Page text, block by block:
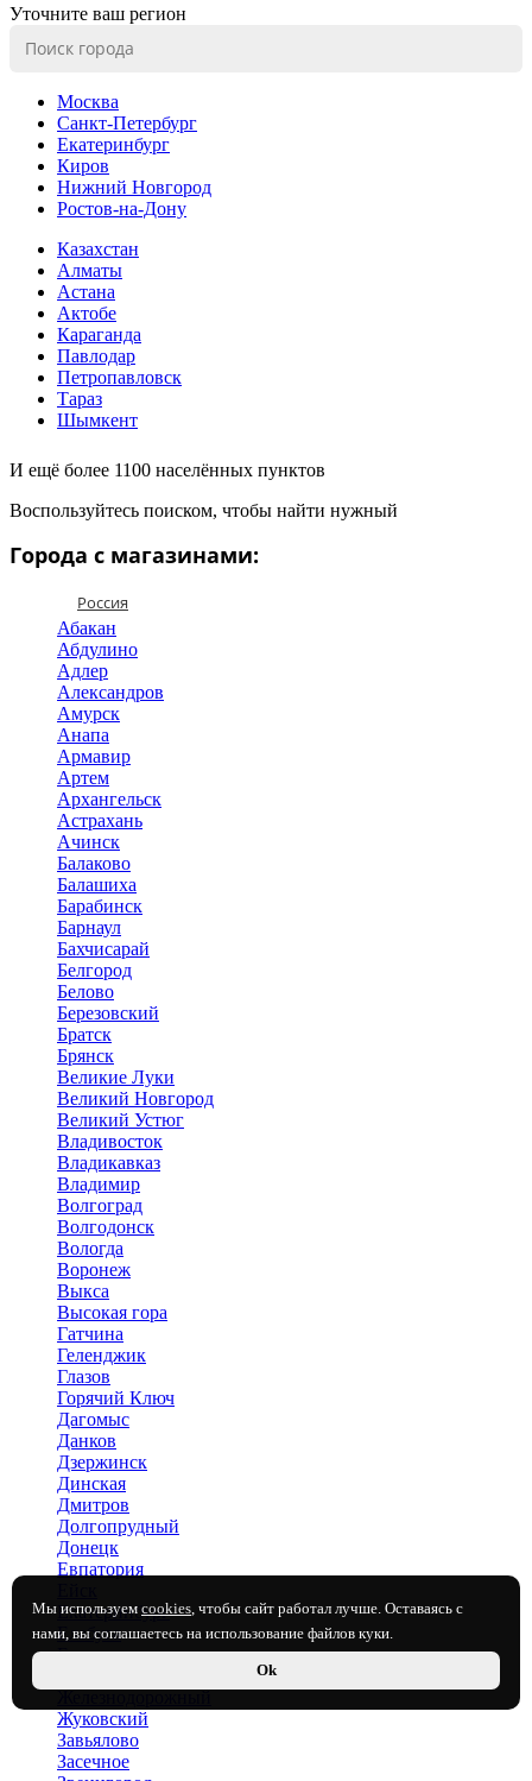
Мы используем cookies, чтобы сайт работал лучше. Оставаясь с
нами, вы соглашаетесь на использование файлов куки.
Ok
Уточните ваш регион
Москва
Санкт-Петербург
Екатеринбург
Киров
Нижний Новгород
Ростов-на-Дону
Казахстан
Алматы
Астана
Актобе
Караганда
Павлодар
Петропавловск
Тараз
Шымкент
И ещё более 1100 населённых пунктов
Воспользуйтесь поиском, чтобы найти нужный
Города с магазинами:
Россия
Абакан
Абдулино
Адлер
Александров
Амурск
Анапа
Армавир
Артем
Архангельск
Астрахань
Ачинск
Балаково
Балашиха
Барабинск
Барнаул
Бахчисарай
Белгород
Белово
Березовский
Братск
Брянск
Великие Луки
Великий Новгород
Великий Устюг
Владивосток
Владикавказ
Владимир
Волгоград
Волгодонск
Вологда
Воронеж
Выкса
Высокая гора
Гатчина
Геленджик
Глазов
Горячий Ключ
Дагомыс
Данков
Дзержинск
Динская
Дмитров
Долгопрудный
Донецк
Евпатория
Екатеринбург
Елабуга
Енакиево
Жуковский
Завьялово
Засечное